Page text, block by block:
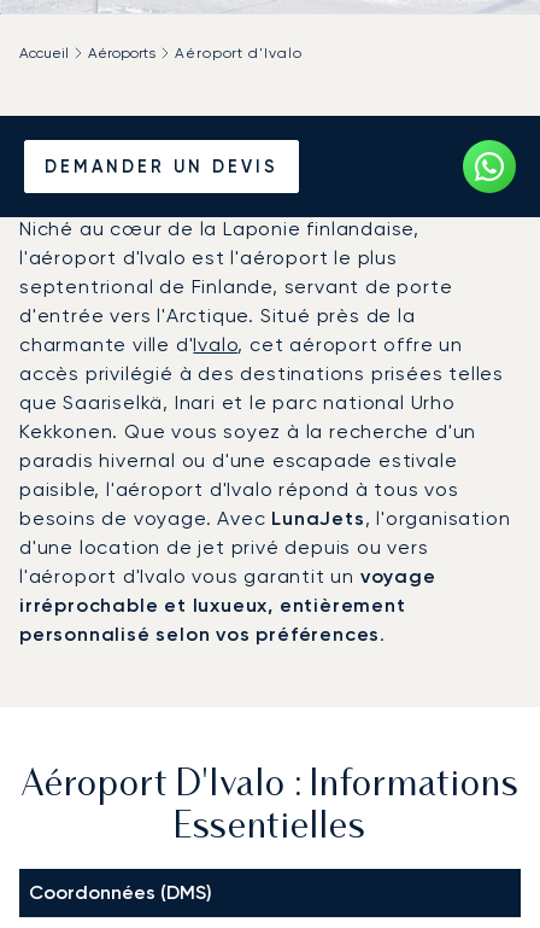
DEMANDER UN DEVIS
Accueil Aéroports Aéroport d'Ivalo
Louer un Jet Privé de/vers
l'Aéroport d'Ivalo
Niché au cœur de la Laponie finlandaise,
l'aéroport d'Ivalo est l'aéroport le plus
septentrional de Finlande, servant de porte
d'entrée vers l'Arctique. Situé près de la
charmante ville d'Ivalo, cet aéroport offre un
accès privilégié à des destinations prisées telles
que Saariselkä, Inari et le parc national Urho
Kekkonen. Que vous soyez à la recherche d'un
paradis hivernal ou d'une escapade estivale
paisible, l'aéroport d'Ivalo répond à tous vos
besoins de voyage. Avec LunaJets, l'organisation
d'une location de jet privé depuis ou vers
l'aéroport d'Ivalo vous garantit un voyage
irréprochable et luxueux, entièrement
personnalisé selon vos préférences.
Aéroport D'Ivalo : Informations
Essentielles
Coordonnées (DMS)